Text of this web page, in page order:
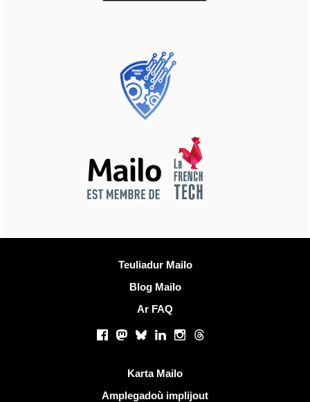
Teuliadur Mailo
Blog Mailo
Ar FAQ
Rouedadoù sokial |
Facebook
Mastodon
BlueskyLinkedInInstagram
Threads
Karta Mailo
Amplegadoù implijout